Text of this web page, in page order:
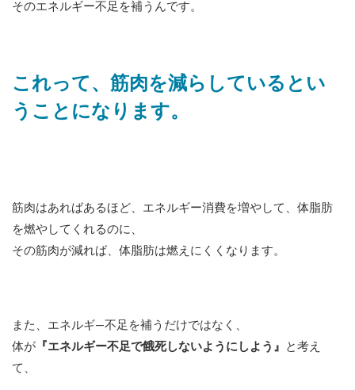
そのエネルギー不足を補うんです。
これって、筋肉を減らしているとい
うことになります。
筋肉はあればあるほど、エネルギー消費を増やして、体脂肪
を燃やしてくれるのに、
その筋肉が減れば、体脂肪は燃えにくくなります。
また、エネルギ―不足を補うだけではなく、
体が 『エネルギー不足で餓死しないようにしよう』
と考え
て、